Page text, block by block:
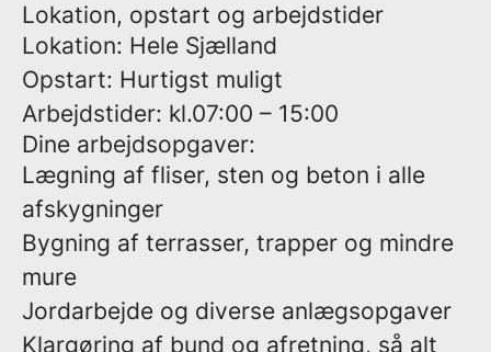
Lokation, opstart og arbejdstider
Lokation: Hele Sjælland
Opstart: Hurtigst muligt
Arbejdstider: kl.07:00 – 15:00
Dine arbejdsopgaver:
Lægning af fliser, sten og beton i alle
afskygninger
Bygning af terrasser, trapper og mindre
mure
Jordarbejde og diverse anlægsopgaver
Klargøring af bund og afretning, så alt